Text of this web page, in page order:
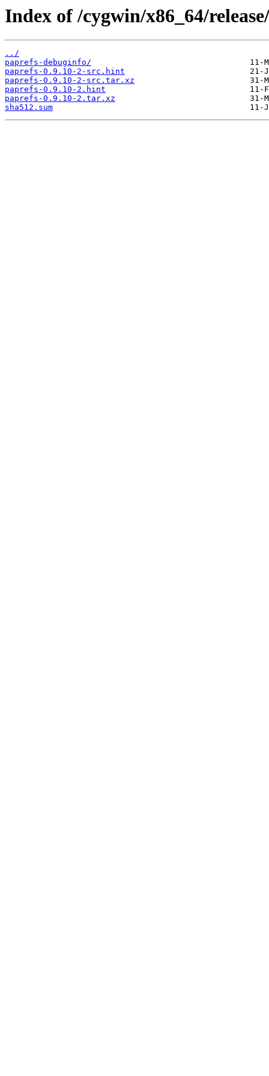
Index of /cygwin/x86_64/
../
paprefs-debuginfo/
paprefs-0.9.10-2-src.hint
paprefs-0.9.10-2-src.tar.xz
paprefs-0.9.10-2.hint
paprefs-0.9.10-2.tar.xz
sha512.sum